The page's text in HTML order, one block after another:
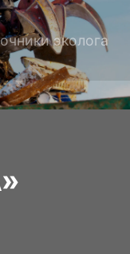
эколога